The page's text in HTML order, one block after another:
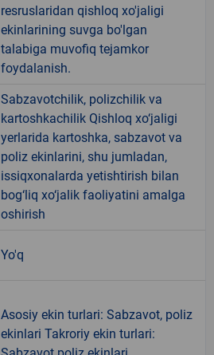
resruslaridan qishloq xo'jaligi
ekinlarining suvga bo'lgan
talabiga muvofiq tejamkor
foydalanish.
Sabzavotchilik, polizchilik va
kartoshkachilik Qishloq xo‘jaligi
yerlarida kartoshka, sabzavot va
poliz ekinlarini, shu jumladan,
issiqxonalarda yetishtirish bilan
bog‘liq xo‘jalik faoliyatini amalga
oshirish
Yo'q
Asosiy ekin turlari: Sabzavot, poliz
ekinlari Takroriy ekin turlari: